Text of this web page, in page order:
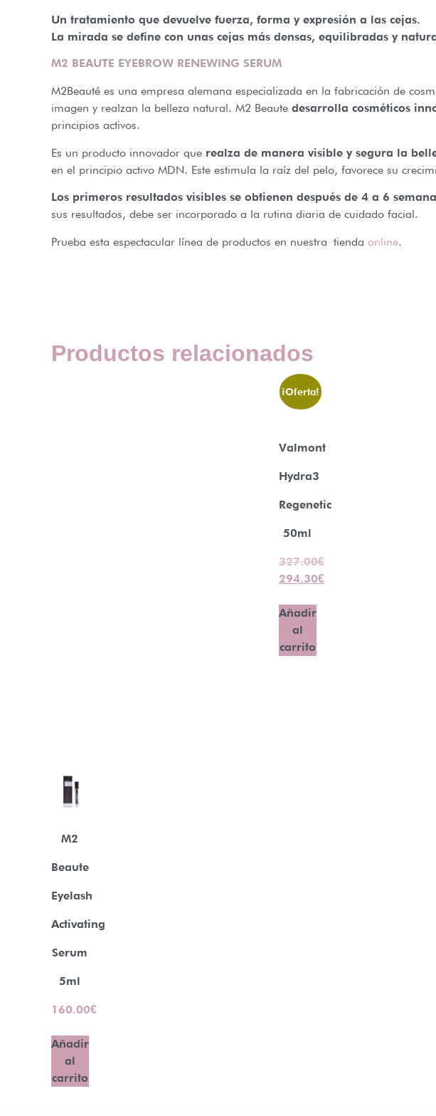
Un tratamiento que devuelve fuerza, forma y expresión a las cejas.
La mirada se define con unas cejas más densas, equilibradas y
M2 BEAUTE EYEBROW RENEWING SERUM
M2Beauté es una empresa alemana especializada en la fabricación de
imagen y realzan la belleza natural. M2 Beaute desarrolla cosméticos
principios activos.
Es un producto innovador que realza de manera visible y segura la
en el principio activo MDN. Este estimula la raíz del pelo, favorece su
Los primeros resultados visibles se obtienen después de 4 a 6
sus resultados, debe ser incorporado a la rutina diaria de cuidado facial.
Prueba esta espectacular línea de productos en nuestra tienda online.
Productos relacionados
¡Oferta!
Valmont
Hydra3
Regenetic
50ml
327.00€
294.30€
Añadir
al
carrito
M2
Beaute
Eyelash
Activating
Serum
5ml
160.00€
Añadir
al
carrito